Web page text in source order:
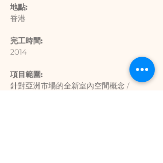
地點:
香港
完工時間:
2014
項目範圍:
針對亞洲市場的全新室內空間概念 /